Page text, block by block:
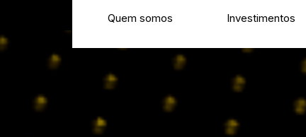
Quem somos Investimentos